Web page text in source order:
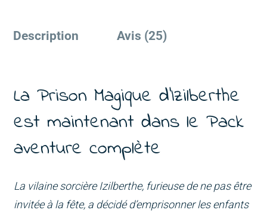
Description Avis (25)
La Prison Magique d'Izilberthe
est maintenant dans le Pack
aventure complète
La vilaine sorcière Izilberthe, furieuse de ne pas être
invitée à la fête, a décidé d’emprisonner les enfants